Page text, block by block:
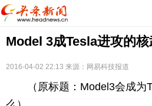
首
页
娱
乐
科
Model 3成Tesla进攻的
2016-04-02 22:13 来源：网易科技报道
（原标题：Model3会成